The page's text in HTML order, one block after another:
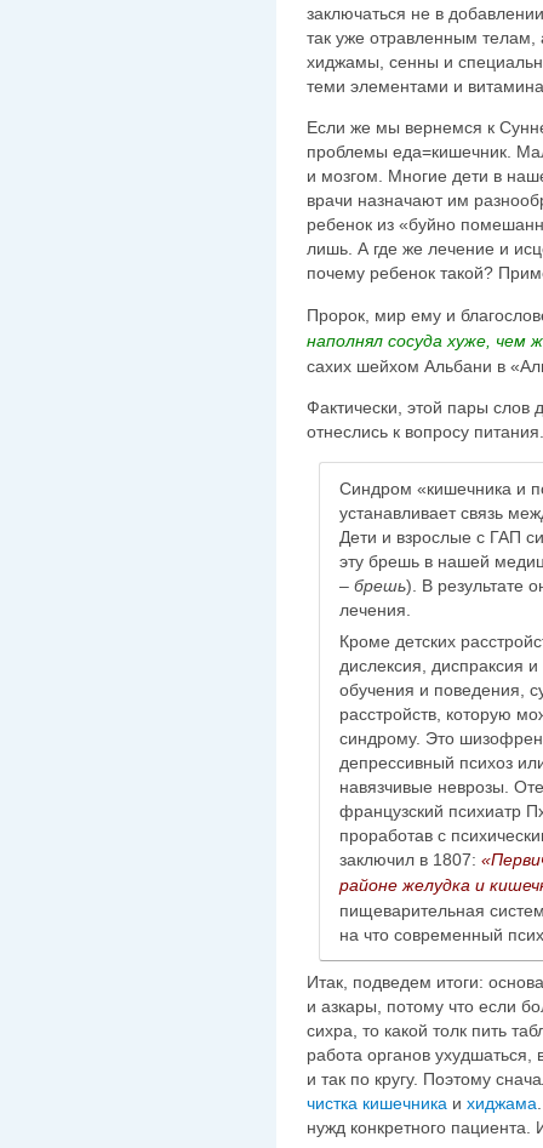
заключаться не в
так уже отравленным телам,
хиджамы, сенны и
теми элементами и
Если же мы вернемся к
проблемы еда=кишечник.
и мозгом. Многие дети в
врачи назначают им
ребенок из «буйно
лишь. А где же лечение и
почему ребенок такой?
Пророк, мир ему и
наполнял сосуда хуже, чем
сахих шейхом Альбани в
Фактически, этой пары слов
отнеслись к вопросу питания.
Синдром «кишечника и
устанавливает связь
Дети и взрослые с ГАП
эту брешь в нашей
– брешь). В результате
лечения.
Кроме детских
дислексия, диспраксия
обучения и поведения,
расстройств, которую
синдрому. Это
депрессивный психоз
навязчивые неврозы.
французский психиатр
проработав с
заключил в 1807:
районе желудка и
пищеварительная
на что современный
Итак, подведем итоги:
и азкары, потому что если
сихра, то какой толк пить
работа органов ухудшаться,
и так по кругу. Поэтому
чистка кишечника и хиджама
нужд конкретного